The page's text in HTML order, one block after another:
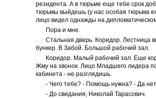
резидента. А в тюрьме еще тебе срок
тюрьмы выйдешь (у нас особая тюрьма
лицо видел однажды на
Пора и мне.
Стальная дверь. Коридор. Лестница
бункер. В Забой. Большой рабочий зал.
Коридор. Малый рабочий зал. Еще
Жму на звонок. Лицо Младшего лидера
кабинета - не разглядишь.
- Чего тебе? - Помощь нужна? - Да
- До свидания, Николай Тарасович.